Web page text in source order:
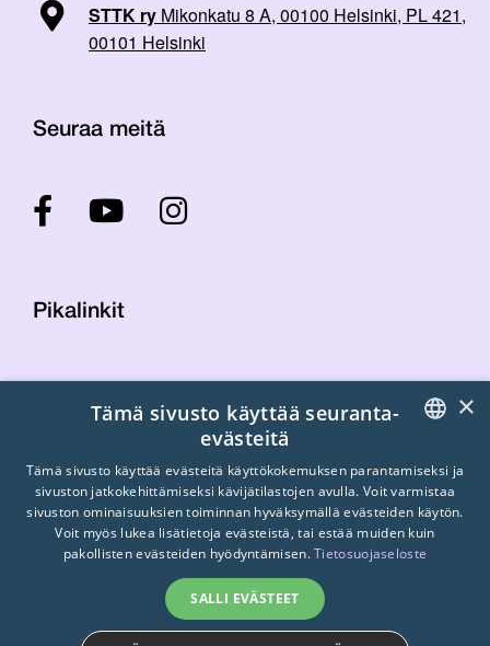
STTK ry Mikonkatu 8 A, 00100 Helsinki, PL 421,
00101 Helsinki
Seuraa meitä
Pikalinkit
Laskutustiedot
Tietosuojaseloste
Turvallisemman tilan periaatteet
FINNISH
SWEDISH
×
Tämä sivusto käyttää seuranta-
evästeitä
Tämä sivusto käyttää evästeitä käyttökokemuksen parantamiseksi ja
sivuston jatkokehittämiseksi kävijätilastojen avulla. Voit varmistaa
sivuston ominaisuuksien toiminnan hyväksymällä evästeiden käytön.
Voit myös lukea lisätietoja evästeistä, tai estää muiden kuin
pakollisten evästeiden hyödyntämisen.Tietosuojaseloste
SALLI EVÄSTEET